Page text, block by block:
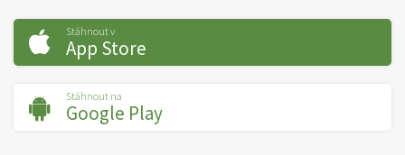
Stáhnout v
App Store
Stáhnout na
Google Play